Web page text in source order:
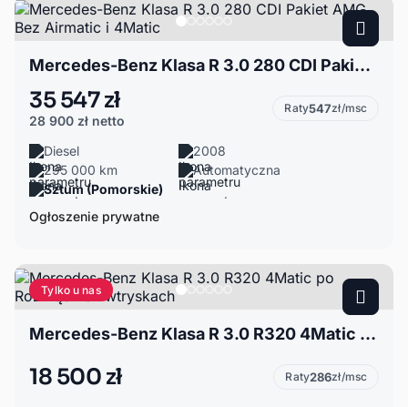
Mercedes-Benz Klasa R 3.0 280 CDI Pakiet AMG Bez Airmatic i 4Matic
35 547 zł
28 900 zł netto
Raty547zł/msc
Diesel
2008
295 000 km
Automatyczna
Sztum (Pomorskie)
Ogłoszenie prywatne
Tylko u nas
Mercedes-Benz Klasa R 3.0 R320 4Matic po Rozrządzie i wtryskach
18 500 zł Raty286zł/msc